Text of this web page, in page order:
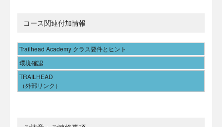
コース関連付加情報
Trailhead Academy クラス要件とヒント
環境確認
TRAILHEAD
（外部リンク）